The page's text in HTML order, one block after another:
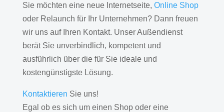
Sie möchten eine neue Internetseite, Online Shop
oder Relaunch für Ihr Unternehmen? Dann freuen
wir uns auf Ihren Kontakt. Unser Außendienst
berät Sie unverbindlich, kompetent und
ausführlich über die für Sie ideale und
kostengünstigste Lösung.
Kontaktieren Sie uns!
Egal ob es sich um einen Shop oder eine